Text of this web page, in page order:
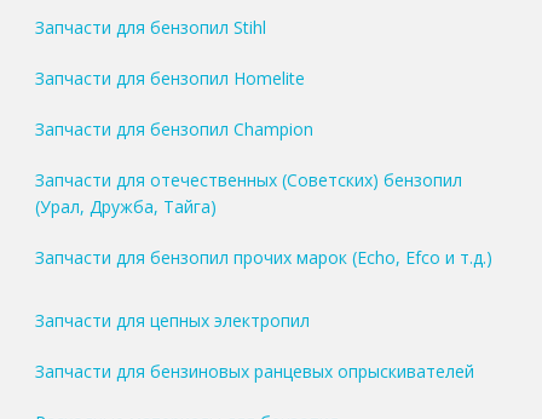
Запчасти для бензопил Stihl
Запчасти для бензопил Homelite
Запчасти для бензопил Champion
Запчасти для отечественных (Советских) бензопил
(Урал, Дружба, Тайга)
Запчасти для бензопил прочих марок (Echo, Efco и т.д.)
Запчасти для цепных электропил
Запчасти для бензиновых ранцевых опрыскивателей